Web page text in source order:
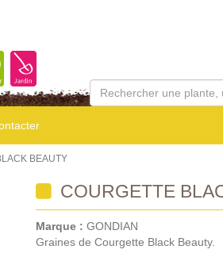
BEAUTY
COURGETTE
Marque : GONDIAN
Graines de Courgette Black Beauty.